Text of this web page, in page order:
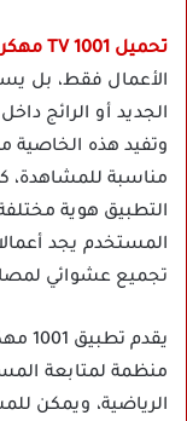
تحميل 1001 TV مهكر مجانا للاندرويد
الأعمال فقط، بل
الجديد أو الرائج
وتفيد هذه الخاصية
مناسبة للمشاهدة،
التطبيق هوية
المستخدم يجد
تجميع عشوائي
منظمة لمتابعة
الرياضية، ويمكن